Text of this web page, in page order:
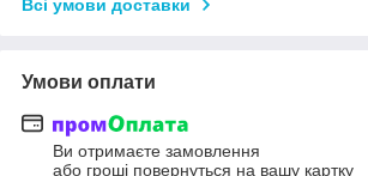
Всі умови доставки
Умови оплати
Ви отримаєте замовлення
або гроші повернуться на вашу картку